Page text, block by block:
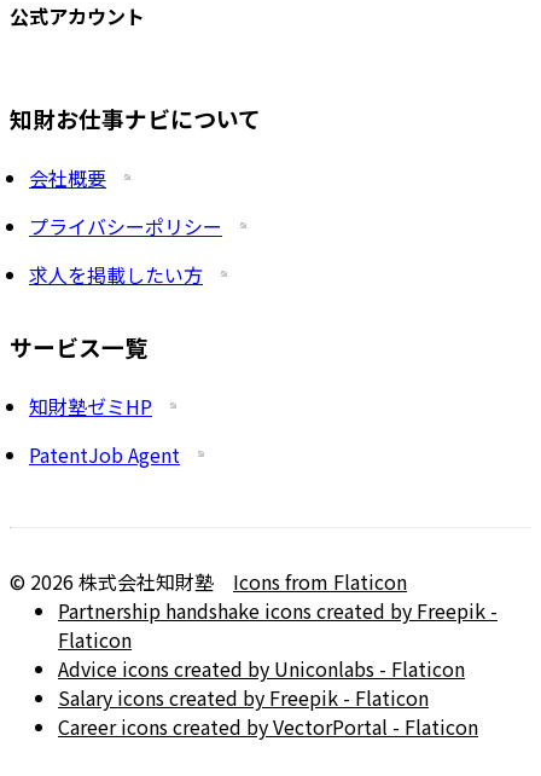
公式アカウント
知財お仕事ナビについて
会社概要
プライバシーポリシー
求人を掲載したい方
サービス一覧
知財塾ゼミHP
PatentJob Agent
© 2026株式会社知財塾
Icons from Flaticon
Partnership handshake icons created by Freepik -
Flaticon
Advice icons created by Uniconlabs - Flaticon
Salary icons created by Freepik - Flaticon
Career icons created by VectorPortal - Flaticon